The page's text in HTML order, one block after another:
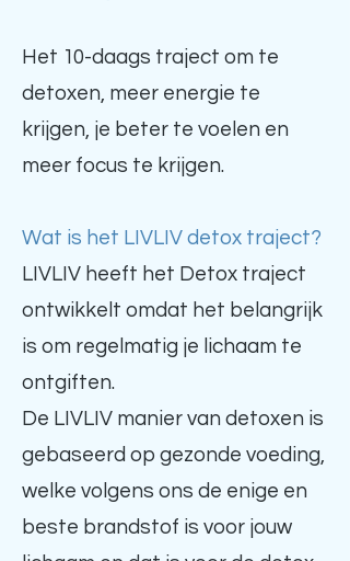
Het 10-daags traject om te
detoxen, meer energie te
krijgen, je beter te voelen en
meer focus te krijgen.
Wat is het LIVLIV detox traject?
LIVLIV heeft het Detox traject
ontwikkelt omdat het belangrijk
is om regelmatig je lichaam te
ontgiften.
De LIVLIV manier van detoxen is
gebaseerd op gezonde voeding,
welke volgens ons de enige en
beste brandstof is voor jouw